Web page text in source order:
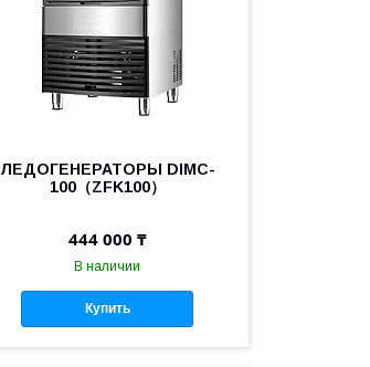
ЛЕДОГЕНЕРАТОРЫ DIMC-
100（ZFK100）
444 000 ₸
В наличии
Купить